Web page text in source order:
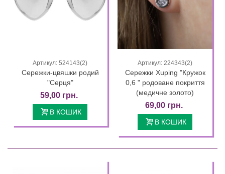
Артикул: 524143(2)
Сережки-цвяшки родий
"Серця"
59,00 грн.
В КОШИК
Артикул: 224343(2)
Сережки Xuping "Кружок
0,6 " родоване покриття
(медичне золото)
69,00 грн.
В КОШИК